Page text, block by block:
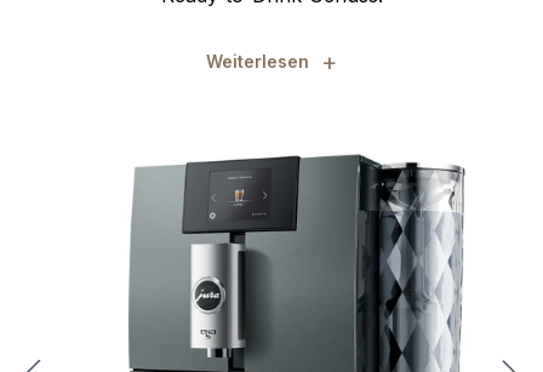
Weiterlesen +